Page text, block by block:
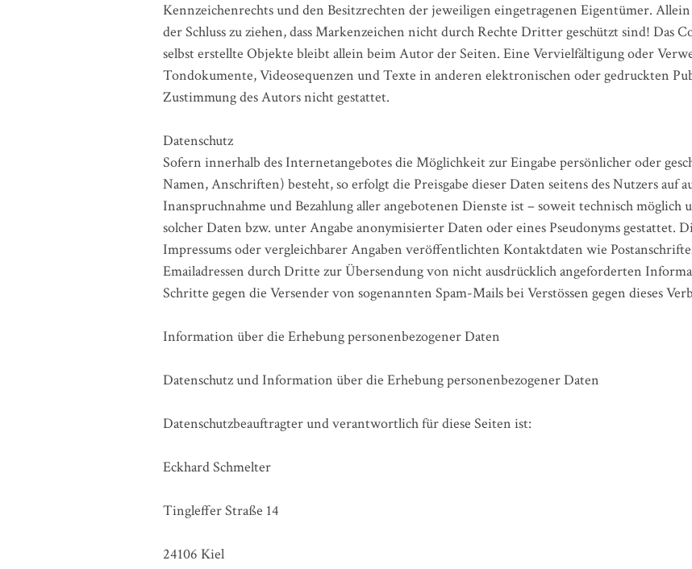
Kennzeichenrechts und den Besitzrechten der jeweiligen eingetragenen Eigentümer.
der Schluss zu ziehen, dass Markenzeichen nicht durch Rechte Dritter geschützt sind!
selbst erstellte Objekte bleibt allein beim Autor der Seiten. Eine Vervielfältigung oder
Tondokumente, Videosequenzen und Texte in anderen elektronischen oder gedruckten
Zustimmung des Autors nicht gestattet.
Datenschutz
Sofern innerhalb des Internetangebotes die Möglichkeit zur Eingabe persönlicher oder
Namen, Anschriften) besteht, so erfolgt die Preisgabe dieser Daten seitens des Nutzers auf
Inanspruchnahme und Bezahlung aller angebotenen Dienste ist – soweit technisch möglich
solcher Daten bzw. unter Angabe anonymisierter Daten oder eines Pseudonyms gestattet.
Impressums oder vergleichbarer Angaben veröffentlichten Kontaktdaten wie
Emailadressen durch Dritte zur Übersendung von nicht ausdrücklich angeforderten
Schritte gegen die Versender von sogenannten Spam-Mails bei Verstössen gegen dieses
Information über die Erhebung personenbezogener Daten
Datenschutz und Information über die Erhebung personenbezogener Daten
Datenschutzbeauftragter und verantwortlich für diese Seiten ist:
Eckhard Schmelter
Tingleffer Straße 14
24106 Kiel